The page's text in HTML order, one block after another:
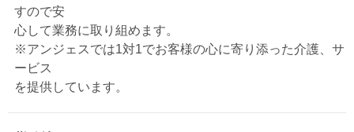
すので安
心して業務に取り組めます。
※アンジェスでは1対1でお客様の心に寄り添った介護、サ
ービス
を提供しています。